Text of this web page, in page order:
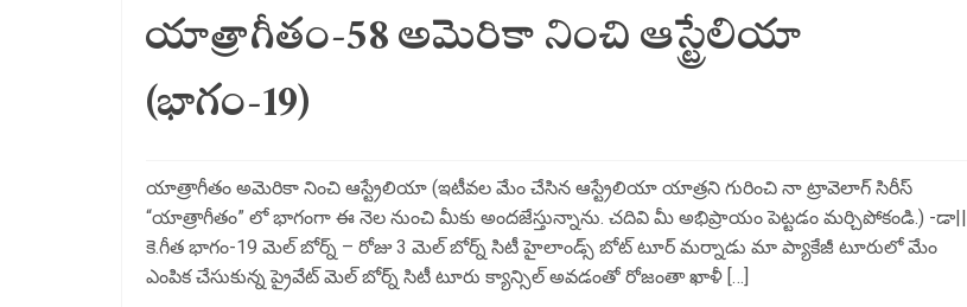
యాత్రాగీతం-58 అమెరికా నించి ఆస్ట్రేలియా
(భాగం-19)
యాత్రాగీతం అమెరికా నించి ఆస్ట్రేలియా (ఇటీవల మేం చేసిన ఆస్ట్రేలియా యాత్రని గురించి నా ట్రావెలాగ్ సిరీస్
“యాత్రాగీతం” లో భాగంగా ఈ నెల నుంచి మీకు అందజేస్తున్నాను. చదివి మీ అభిప్రాయం పెట్టడం మర్చిపోకండి.) -డా||
కె.గీత భాగం-19 మెల్ బోర్న్ – రోజు 3 మెల్ బోర్న్ సిటీ హైలాండ్స్ బోట్ టూర్ మర్నాడు మా ప్యాకేజీ టూరులో మేం
ఎంపిక చేసుకున్న ప్రైవేట్ మెల్ బోర్న్ సిటీ టూరు క్యాన్సిల్ అవడంతో రోజంతా ఖాళీ […]